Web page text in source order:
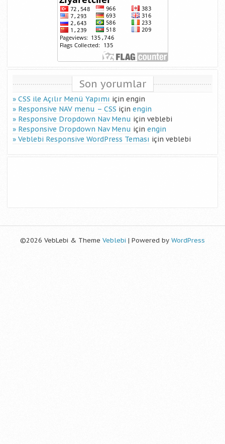
Son yorumlar
CSS ile Açılır Menü Yapımı için engin
Responsive NAV menu – CSS için engin
Responsive Dropdown Nav Menu için veblebi
Responsive Dropdown Nav Menu için engin
Veblebi Responsive WordPress Teması için veblebi
©2026 VebLebi & Theme Veblebi | Powered by WordPress